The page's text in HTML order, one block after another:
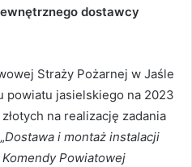
dostawcy
Straży Pożarnej w Jaśle
powiatu jasielskiego na 2023
na realizację zadania
Dostawa i montaż instalacji
Powiatowej